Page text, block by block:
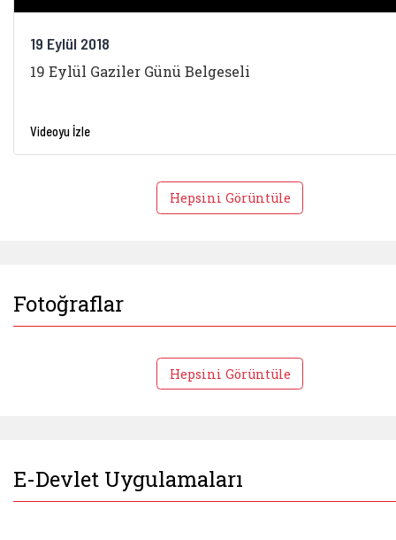
19 Eylül 2018
19 Eylül Gaziler Günü Belgeseli
Videoyu İzle
Hepsini Görüntüle
Fotoğraflar
Hepsini Görüntüle
E-Devlet Uygulamaları